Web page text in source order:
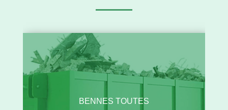
BENNES TOUTES